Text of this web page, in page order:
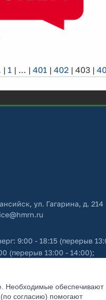
| 1 | ... | 401 | 402 | 403 |
ул. Гагарина, д. 214
9:00 - 18:15 (перерыв
(перерыв 13:00 - 14:00);
данных
Необходимые обеспечивают
согласию) помогают